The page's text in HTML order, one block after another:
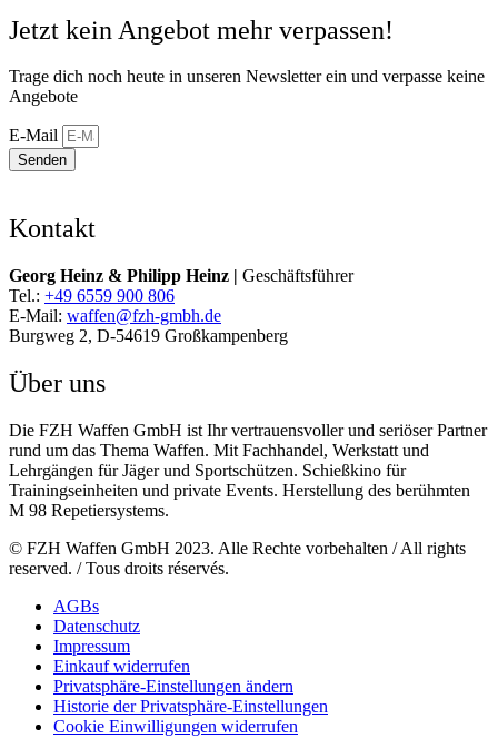
Jetzt kein Angebot mehr verpassen!
Trage dich noch heute in unseren Newsletter ein und verpasse keine
Angebote
E-Mail
Senden
Kontakt
Georg Heinz & Philipp Heinz | Geschäftsführer
Tel.: +49 6559 900 806
E-Mail: waffen@fzh-gmbh.de
Burgweg 2, D-54619 Großkampenberg
Über uns
Die FZH Waffen GmbH ist Ihr vertrauensvoller und seriöser Partner
rund um das Thema Waffen. Mit Fachhandel, Werkstatt und
Lehrgängen für Jäger und Sportschützen. Schießkino für
Trainingseinheiten und private Events. Herstellung des berühmten
M 98 Repetiersystems.
© FZH Waffen GmbH 2023. Alle Rechte vorbehalten / All rights
reserved. / Tous droits réservés.
AGBs
Datenschutz
Impressum
Einkauf widerrufen
Privatsphäre-Einstellungen ändern
Historie der Privatsphäre-Einstellungen
Cookie Einwilligungen widerrufen